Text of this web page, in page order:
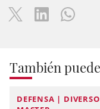
También
DEFENSA |